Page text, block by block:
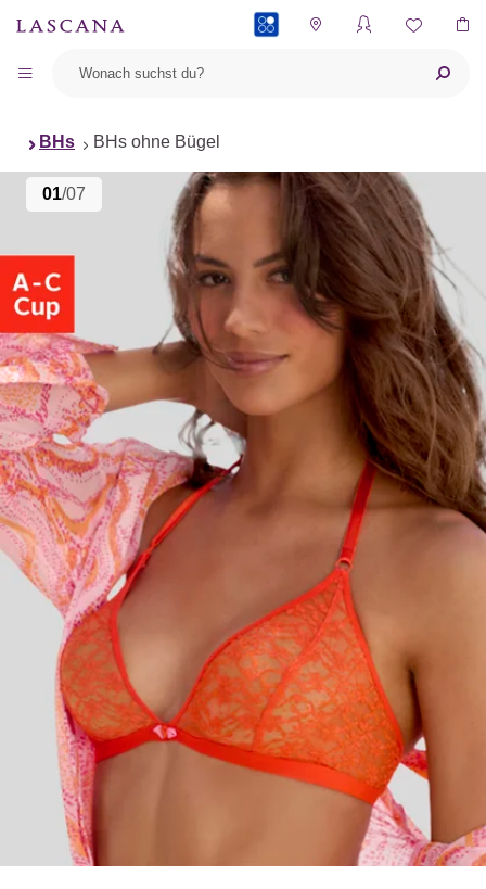
BHs BHs ohne Bügel
01/07